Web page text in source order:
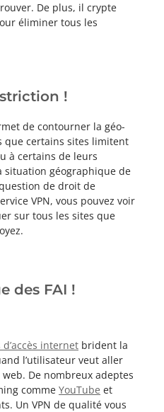
De plus, il crypte
éliminer tous les
!
de contourner la géo-
que certains sites limitent
à certains de leurs
situation géographique de
de droit de
VPN, vous pouvez voir
sur tous les sites que
des FAI !
internet brident la
l’utilisateur veut aller
De nombreux adeptes
comme YouTube et
Un VPN de qualité vous